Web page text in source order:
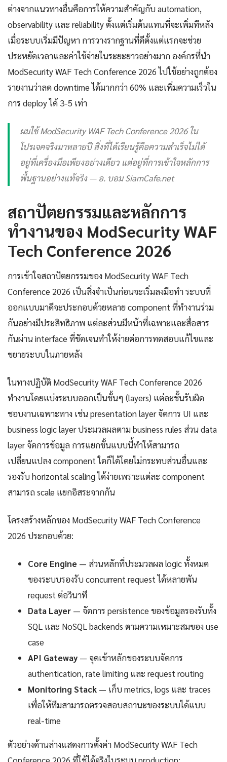
ต่างจากแนวทางอื่นคือการให้ความสำคัญกับ automation,
observability และ reliability ตั้งแต่เริ่มต้นแทนที่จะเพิ่มทีหลัง
เมื่อระบบเริ่มมีปัญหา การวางรากฐานที่ดีตั้งแต่แรกจะช่วย
ประหยัดเวลาและค่าใช้จ่ายในระยะยาวอย่างมาก องค์กรที่นำ
ModSecurity WAF Tech Conference 2026 ไปใช้อย่างถูกต้อง
รายงานว่าลด downtime ได้มากกว่า 60% และเพิ่มความเร็วใน
การ deploy ได้ 3-5 เท่า
ผมใช้ ModSecurity WAF Tech Conference 2026 ใน
โปรเจคจริงมาหลายปี สิ่งที่ได้เรียนรู้คือความสำเร็จไม่ได้
อยู่ที่เครื่องมือเพียงอย่างเดียว แต่อยู่ที่การเข้าใจหลักการ
พื้นฐานอย่างแท้จริง — อ. บอม SiamCafe.net
สถาปัตยกรรมและหลักการ
ทำงานของ ModSecurity WAF
Tech Conference 2026
การเข้าใจสถาปัตยกรรมของ ModSecurity WAF Tech
Conference 2026 เป็นสิ่งจำเป็นก่อนจะเริ่มลงมือทำ ระบบที่
ออกแบบมาดีจะประกอบด้วยหลาย component ที่ทำงานร่วม
กันอย่างมีประสิทธิภาพ แต่ละส่วนมีหน้าที่เฉพาะและสื่อสาร
กันผ่าน interface ที่ชัดเจนทำให้ง่ายต่อการทดสอบแก้ไขและ
ขยายระบบในภายหลัง
ในทางปฏิบัติ ModSecurity WAF Tech Conference 2026
ทำงานโดยแบ่งระบบออกเป็นชั้นๆ (layers) แต่ละชั้นรับผิด
ชอบงานเฉพาะทาง เช่น presentation layer จัดการ UI และ
business logic layer ประมวลผลตาม business rules ส่วน data
layer จัดการข้อมูล การแยกชั้นแบบนี้ทำให้สามารถ
เปลี่ยนแปลง component ใดก็ได้โดยไม่กระทบส่วนอื่นและ
รองรับ horizontal scaling ได้ง่ายเพราะแต่ละ component
สามารถ scale แยกอิสระจากกัน
โครงสร้างหลักของ ModSecurity WAF Tech Conference
2026 ประกอบด้วย:
Core Engine — ส่วนหลักที่ประมวลผล logic ทั้งหมด
ของระบบรองรับ concurrent request ได้หลายพัน
request ต่อวินาที
Data Layer — จัดการ persistence ของข้อมูลรองรับทั้ง
SQL และ NoSQL backends ตามความเหมาะสมของ use
case
API Gateway — จุดเข้าหลักของระบบจัดการ
authentication, rate limiting และ request routing
Monitoring Stack — เก็บ metrics, logs และ traces
เพื่อให้ทีมสามารถตรวจสอบสถานะของระบบได้แบบ
real-time
ตัวอย่างด้านล่างแสดงการตั้งค่า ModSecurity WAF Tech